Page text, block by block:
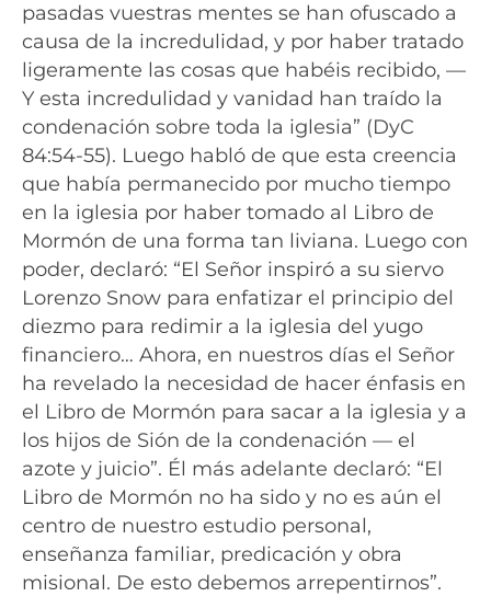
pasadas vuestras mentes se han ofuscado a
causa de la incredulidad, y por haber tratado
ligeramente las cosas que habéis recibido, —
Y esta incredulidad y vanidad han traído la
condenación sobre toda la iglesia” (DyC
84:54-55). Luego habló de que esta creencia
que había permanecido por mucho tiempo
en la iglesia por haber tomado al Libro de
Mormón de una forma tan liviana. Luego con
poder, declaró: “El Señor inspiró a su siervo
Lorenzo Snow para enfatizar el principio del
diezmo para redimir a la iglesia del yugo
financiero… Ahora, en nuestros días el Señor
ha revelado la necesidad de hacer énfasis en
el Libro de Mormón para sacar a la iglesia y a
los hijos de Sión de la condenación — el
azote y juicio”. Él más adelante declaró: “El
Libro de Mormón no ha sido y no es aún el
centro de nuestro estudio personal,
enseñanza familiar, predicación y obra
misional. De esto debemos arrepentirnos”.